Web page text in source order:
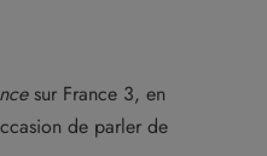
sur France 3, en
de parler de